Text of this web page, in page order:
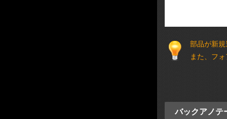
部品が新
また、フ
バックアノテ